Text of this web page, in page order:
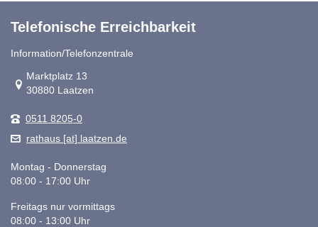
Telefonische Erreichbarkeit
Information/Telefonzentrale
Link zur Google-Maps Navigation
Marktplatz 13
30880 Laatzen
0511 8205-0
rathaus [at] laatzen.de
Montag - Donnerstag
08:00 - 17:00 Uhr
Freitags nur vormittags
08:00 - 13:00 Uhr